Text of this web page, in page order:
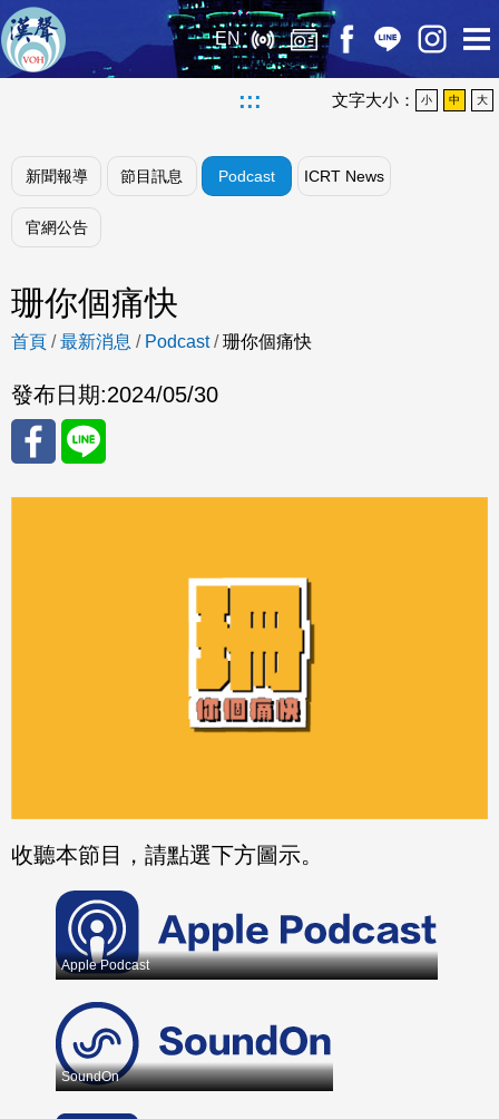
EN
::: 文字大小： 小 中 大
新聞報導 節目訊息 Podcast ICRT News
官網公告
珊你個痛快
首頁 /最新消息 / Podcast /珊你個痛快
發布日期:2024/05/30
分享 分享
收聽本節目，請點選下方圖示。
Apple Podcast
SoundOn